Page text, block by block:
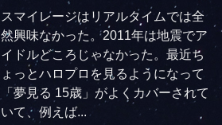
スマイレージはリアルタイムでは全
然興味なかった。2011年は地震でア
イドルどころじゃなかった。最近ち
ょっとハロプロを見るようになって
「夢見る 15歳」がよくカバーされて
いて、例えば...